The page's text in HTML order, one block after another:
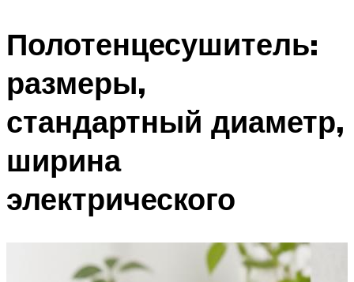
Полотенцесушитель:
размеры,
стандартный диаметр,
ширина
электрического